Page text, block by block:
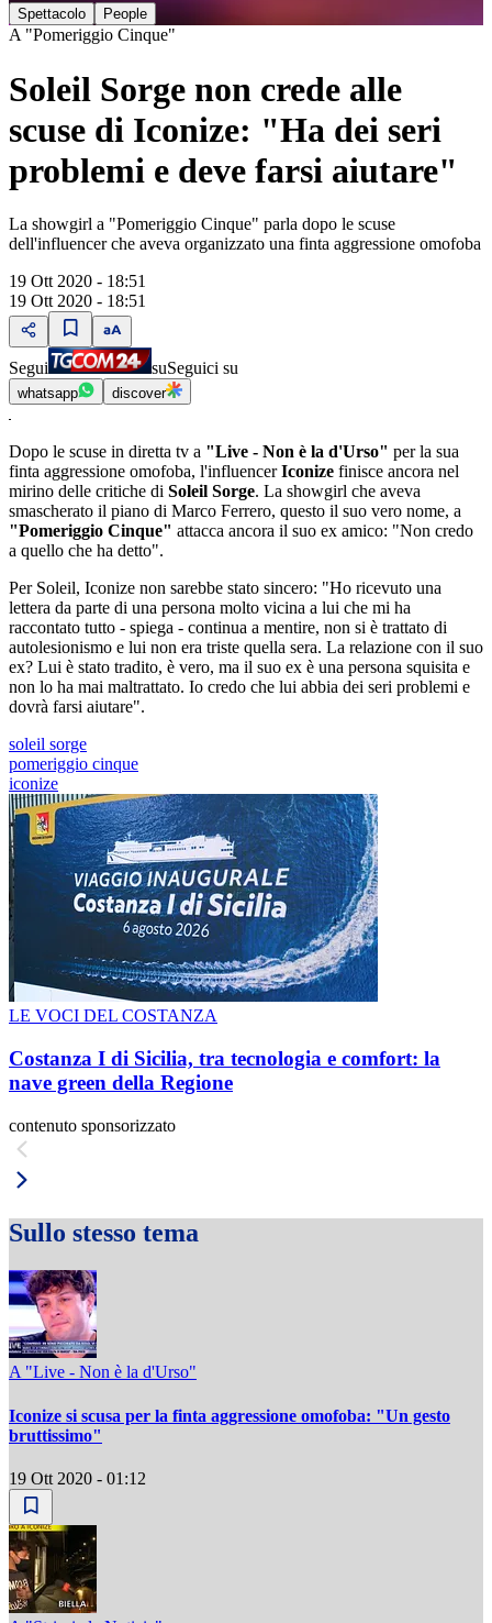
Spettacolo People
A "Pomeriggio Cinque"
Soleil Sorge non crede alle
scuse di Iconize: "Ha dei seri
problemi e deve farsi aiutare"
La showgirl a "Pomeriggio Cinque" parla dopo le scuse
dell'influencer che aveva organizzato una finta aggressione omofoba
19 Ott 2020 - 18:51
19 Ott 2020 - 18:51
Segui suSeguici su
whatsapp discover
Dopo le scuse in diretta tv a "Live - Non è la d'Urso" per la sua
finta aggressione omofoba, l'influencerIconize finisce ancora nel
mirino delle critiche di Soleil Sorge. La showgirl che aveva
smascherato il piano di Marco Ferrero, questo il suo vero nome, a
"Pomeriggio Cinque" attacca ancora il suo ex amico: "Non credo
a quello che ha detto".
Per Soleil, Iconize non sarebbe stato sincero: "Ho ricevuto una
lettera da parte di una persona molto vicina a lui che mi ha
raccontato tutto - spiega - continua a mentire, non si è trattato di
autolesionismo e lui non era triste quella sera. La relazione con il suo
ex? Lui è stato tradito, è vero, ma il suo ex è una persona squisita e
non lo ha mai maltrattato. Io credo che lui abbia dei seri problemi e
dovrà farsi aiutare".
soleil sorge
pomeriggio cinque
iconize
LE VOCI DEL COSTANZA
Costanza I di Sicilia, tra tecnologia e comfort: la
nave green della Regione
contenuto sponsorizzato
Sullo stesso tema
A "Live - Non è la d'Urso"
Iconize si scusa per la finta aggressione omofoba: "Un gesto
bruttissimo"
19 Ott 2020 - 01:12